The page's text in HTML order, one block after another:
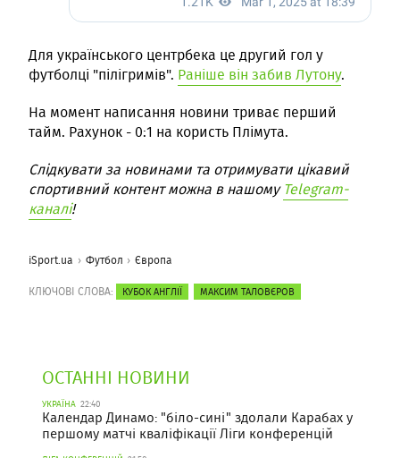
Для українського центрбека це другий гол у
футболці "пілігримів". Раніше він забив Лутону.
На момент написання новини триває перший
тайм. Рахунок - 0:1 на користь Плімута.
Слідкувати за новинами та отримувати цікавий
спортивний контент можна в нашомуTelegram-
каналі!
iSport.ua Футбол Європа
КЛЮЧОВІ СЛОВА: КУБОК АНГЛІЇ МАКСИМ ТАЛОВЄРОВ
ОСТАННІ НОВИНИ
УКРАЇНА 22:40
Календар Динамо: "біло-сині" здолали Карабах у
першому матчі кваліфікації Ліги конференцій